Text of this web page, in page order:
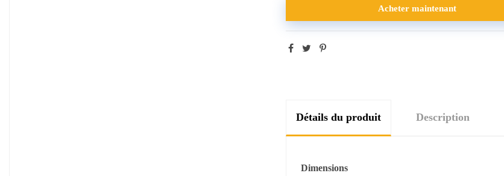
Acheter maintenant
Détails du produit Description
Dimensions